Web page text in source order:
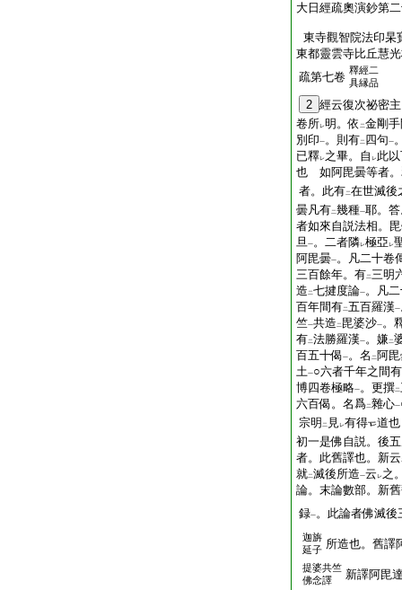
大日經疏奧演鈔第
東寺觀智院法印杲
東都靈雲寺比丘慧
疏第七卷 釋經二
具縁品
2 經云復次祕密主
卷所レ明。依 二金剛
別印一。則有二 四句一
已釋レ之畢。自 レ此
也 如阿毘曇等者
者。此有二在世滅後
曇凡有二幾種一耶。
者如來自説法相。
旦一。二者隣レ極亞 レ
阿毘曇一。凡二十卷
三百餘年。有二三明
造 二七揵度論一。凡
百年間有二五百羅漢一
竺一共造 二 毘婆沙一。
有二法勝羅漢一。嫌二
百五十偈一。名 二 阿
土一○六者千年之間有
博四卷極略一。更撰二
六百偈。名爲二雜心一
宗明 二 見レ有得
道也
初一是佛自説。後
者。此舊譯也。新云
就二滅後所造一云 レ之
論。末論數部。新
録一。此論者佛滅後
迦旃
延子 所造也。舊譯
提婆共竺
佛念譯
新譯阿毘